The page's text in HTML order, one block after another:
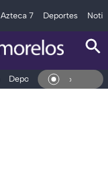
Azteca 7 Deportes
Deportes Espectáculos
En